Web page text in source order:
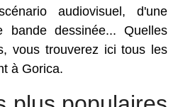
audiovisuel, d'une
dessinée... Quelles
vous trouverez ici tous les
à Gorica.